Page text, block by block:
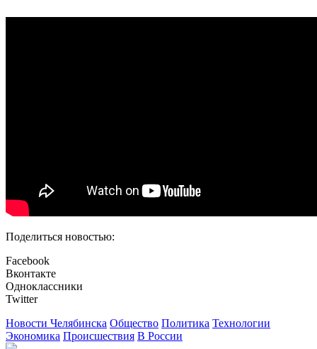
Поделиться новостью:
Facebook
Вконтакте
Одноклассники
Twitter
Новости Челябинска Общество Политика Технологии
Экономика Происшествия В России